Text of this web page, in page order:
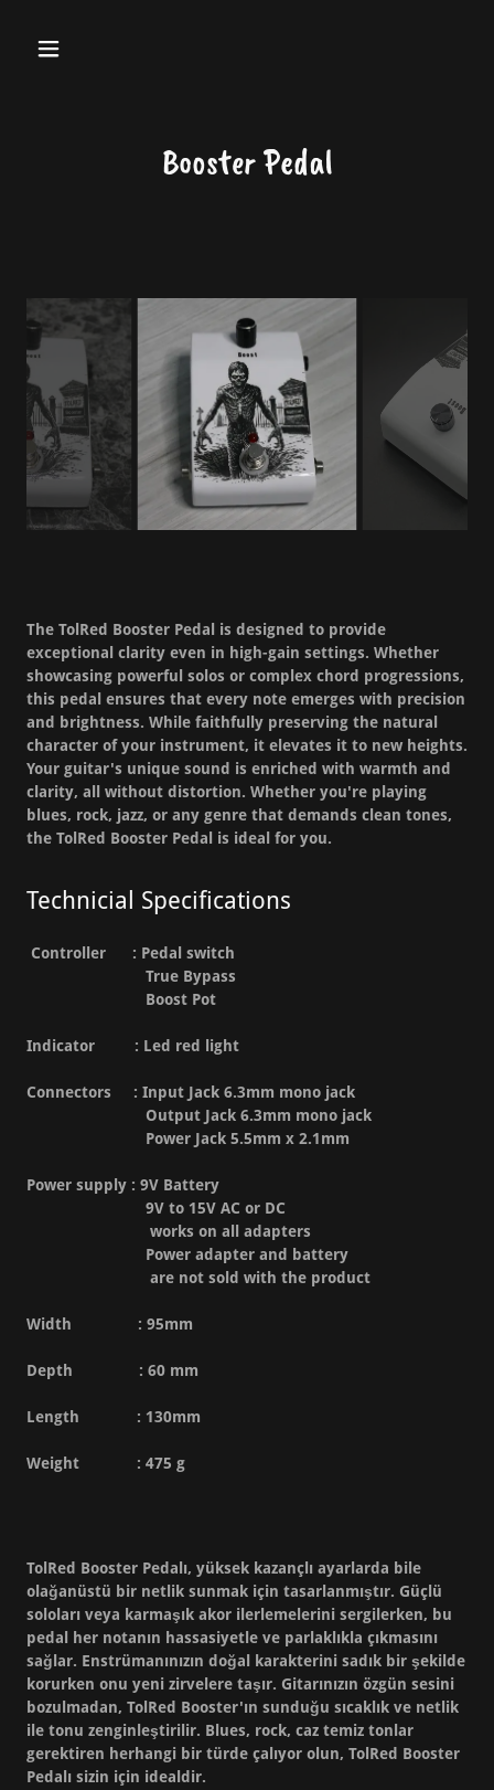
Booster Pedal
The TolRed Booster Pedal is designed to provide
exceptional clarity even in high-gain settings. Whether
showcasing powerful solos or complex chord progressions,
this pedal ensures that every note emerges with precision
and brightness. While faithfully preserving the natural
character of your instrument, it elevates it to new heights.
Your guitar's unique sound is enriched with warmth and
clarity, all without distortion. Whether you're playing
blues, rock, jazz, or any genre that demands clean tones,
the TolRed Booster Pedal is ideal for you.
Technicial Specifications
Controller : Pedal switch
True Bypass
Boost Pot
Indicator : Led red light
Connectors : Input Jack 6.3mm mono jack
Output Jack 6.3mm mono jack
Power Jack 5.5mm x 2.1mm
Power supply : 9V Battery
9V to 15V AC or DC
works on all adapters
Power adapter and battery
are not sold with the product
Width : 95mm
Depth : 60 mm
Length : 130mm
Weight : 475 g
TolRed Booster Pedalı, yüksek kazançlı ayarlarda bile
olağanüstü bir netlik sunmak için tasarlanmıştır. Güçlü
soloları veya karmaşık akor ilerlemelerini sergilerken, bu
pedal her notanın hassasiyetle ve parlaklıkla çıkmasını
sağlar. Enstrümanınızın doğal karakterini sadık bir şekilde
korurken onu yeni zirvelere taşır. Gitarınızın özgün sesini
bozulmadan, TolRed Booster'ın sunduğu sıcaklık ve netlik
ile tonu zenginleştirilir. Blues, rock, caz temiz tonlar
gerektiren herhangi bir türde çalıyor olun, TolRed Booster
Pedalı sizin için idealdir.